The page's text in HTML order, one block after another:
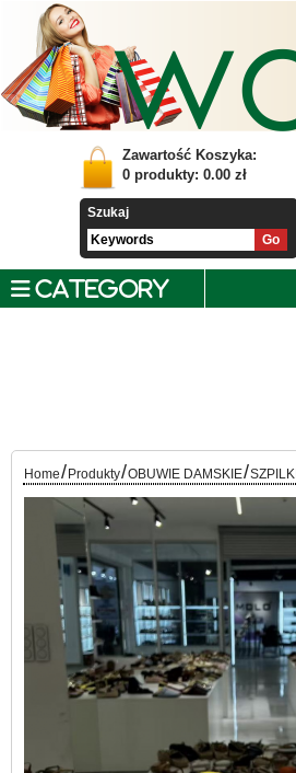
Zawartość Koszyka:
0 produkty: 0.00 zł
Szukaj
CATEGORY
Home/ Produkty/OBUWIE DAMSKIE/SZPILKI